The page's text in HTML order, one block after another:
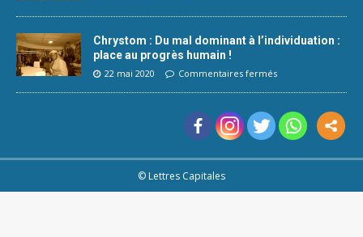
Chrystom : Du mal dominant à l’individuation :
place au progrès humain !
22 mai 2020 Commentaires fermés
© Lettres Capitales